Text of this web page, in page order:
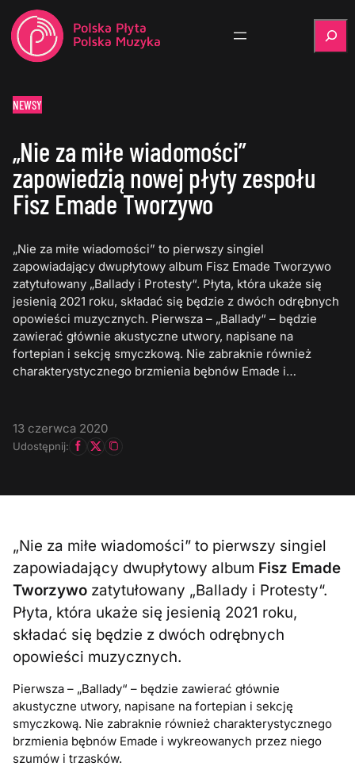
NEWSY
„Nie za miłe wiadomości”
zapowiedzią nowej płyty zespołu
Fisz Emade Tworzywo
„Nie za miłe wiadomości” to pierwszy singiel
zapowiadający dwupłytowy album Fisz Emade Tworzywo
zatytułowany „Ballady i Protesty“. Płyta, która ukaże się
jesienią 2021 roku, składać się będzie z dwóch odrębnych
opowieści muzycznych. Pierwsza – „Ballady“ – będzie
zawierać głównie akustyczne utwory, napisane na
fortepian i sekcję smyczkową. Nie zabraknie również
charakterystycznego brzmienia bębnów Emade i…
13 czerwca 2020
Udostępnij:
„Nie za miłe wiadomości” to pierwszy singiel
zapowiadający dwupłytowy album Fisz Emade
Tworzywo zatytułowany „Ballady i Protesty“.
Płyta, która ukaże się jesienią 2021 roku,
składać się będzie z dwóch odrębnych
opowieści muzycznych.
Pierwsza – „Ballady“ – będzie zawierać głównie
akustyczne utwory, napisane na fortepian i sekcję
smyczkową. Nie zabraknie również charakterystycznego
brzmienia bębnów Emade i wykreowanych przez niego
szumów i trzasków.